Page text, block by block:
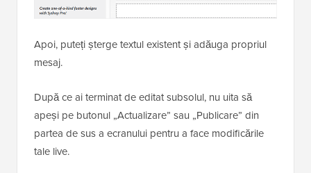
Apoi, puteți șterge textul existent și adăuga propriul
mesaj.
După ce ai terminat de editat subsolul, nu uita să
apeși pe butonul „Actualizare” sau „Publicare” din
partea de sus a ecranului pentru a face modificările
tale live.